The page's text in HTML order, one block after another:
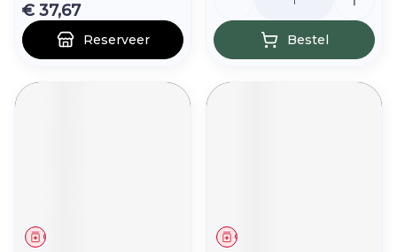
€ 37,67
Reserveer Bestel
Geneesmiddel Geneesmiddel